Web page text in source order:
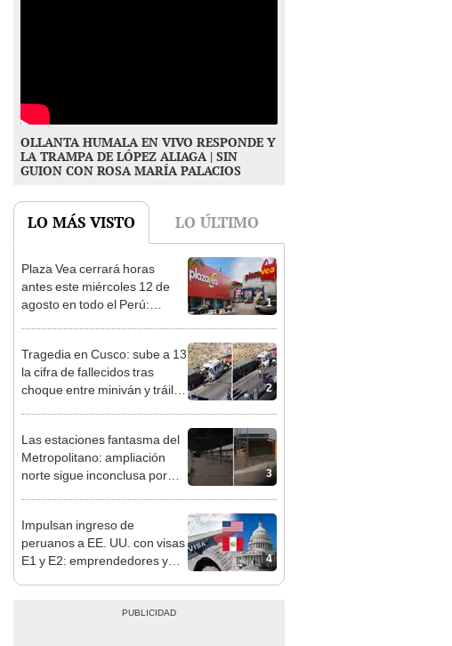
OLLANTA HUMALA EN VIVO RESPONDE Y
LA TRAMPA DE LÓPEZ ALIAGA | SIN
GUION CON ROSA MARÍA PALACIOS
LO MÁS VISTO LO ÚLTIMO
1
Plaza Vea cerrará horas
antes este miércoles 12 de
agosto en todo el Perú:
2
Tragedia en Cusco: sube a 13
la cifra de fallecidos tras
choque entre miniván y tráiler
3
Las estaciones fantasma del
Metropolitano: ampliación
norte sigue inconclusa por
4
Impulsan ingreso de
peruanos a EE. UU. con visas
E1 y E2: emprendedores y